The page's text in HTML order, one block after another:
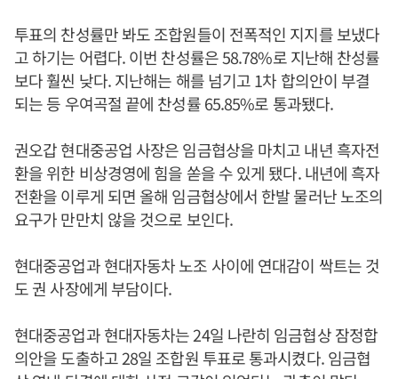
투표의 찬성률만 봐도 조합원들이 전폭적인 지지를 보냈다
고 하기는 어렵다. 이번 찬성률은 58.78%로 지난해 찬성률
보다 훨씬 낮다. 지난해는 해를 넘기고 1차 합의안이 부결
되는 등 우여곡절 끝에 찬성률 65.85%로 통과됐다.
권오갑 현대중공업 사장은 임금협상을 마치고 내년 흑자전
환을 위한 비상경영에 힘을 쏟을 수 있게 됐다. 내년에 흑자
전환을 이루게 되면 올해 임금협상에서 한발 물러난 노조의
요구가 만만치 않을 것으로 보인다.
현대중공업과 현대자동차 노조 사이에 연대감이 싹트는 것
도 권 사장에게 부담이다.
현대중공업과 현대자동차는 24일 나란히 임금협상 잠정합
의안을 도출하고 28일 조합원 투표로 통과시켰다. 임금협